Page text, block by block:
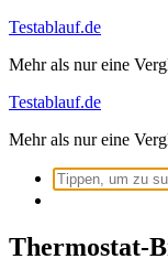
Zum
springen
Testablauf.de
Mehr als nur eine
Testablauf.de
Mehr als nur eine
Suchen
nach:
Thermostat-